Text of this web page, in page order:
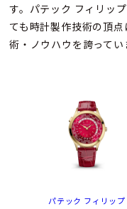
す。パテック フィリッ
ても時計製作技術の頂
術・ノウハウを誇ってい
パテック フィリップ